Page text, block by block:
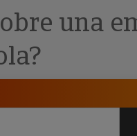
una